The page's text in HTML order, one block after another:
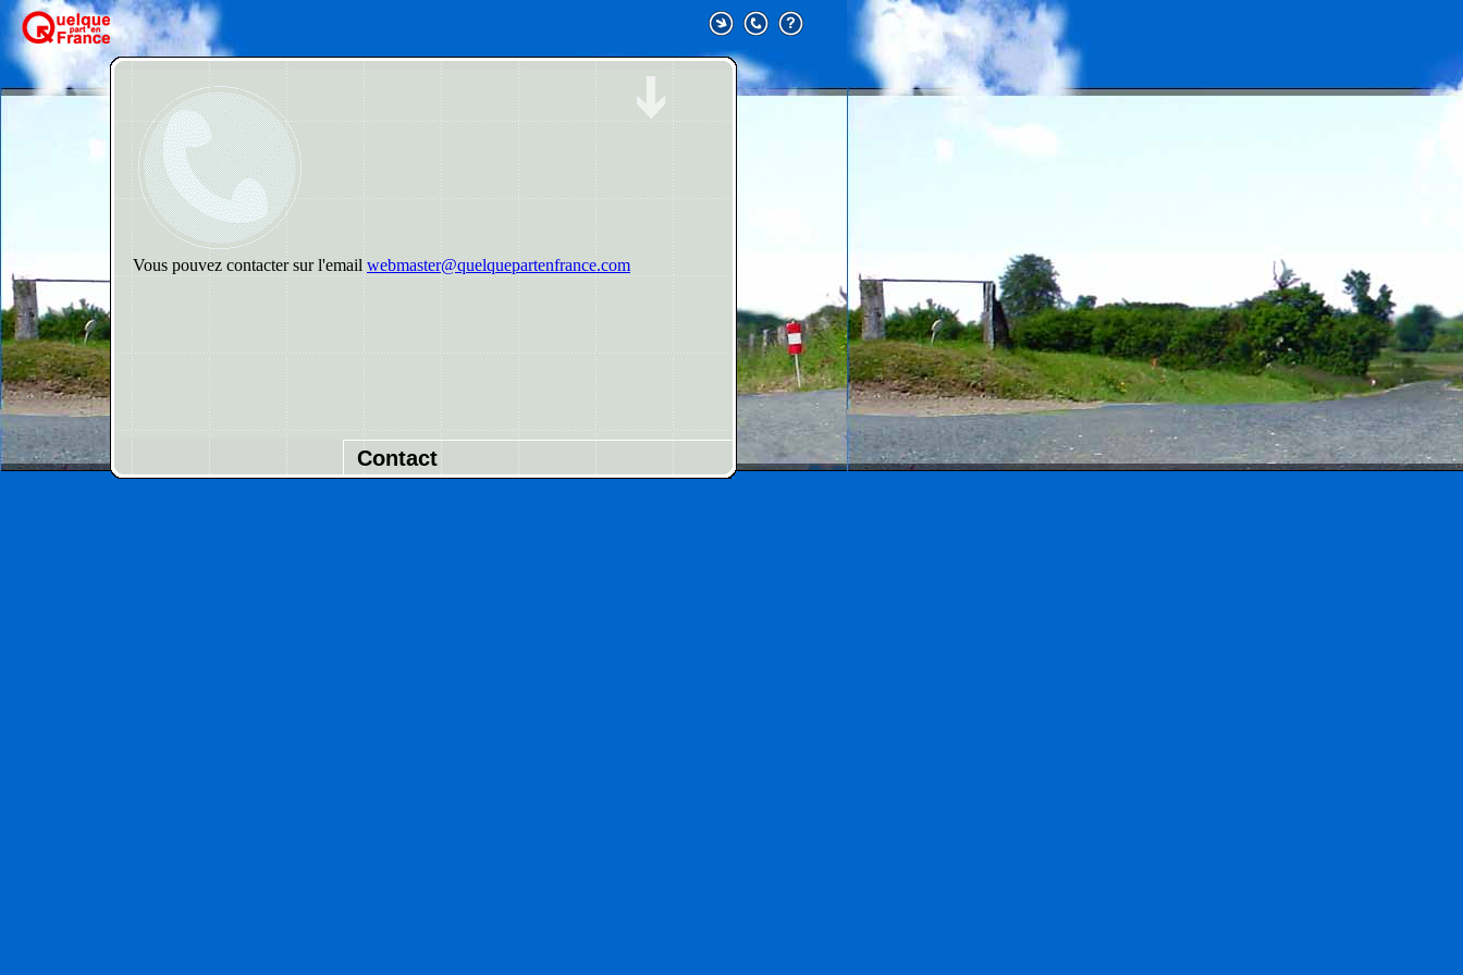
Vous pouvez contacter sur l'emailwebmaster@quelquepartenfrance.com
Contact